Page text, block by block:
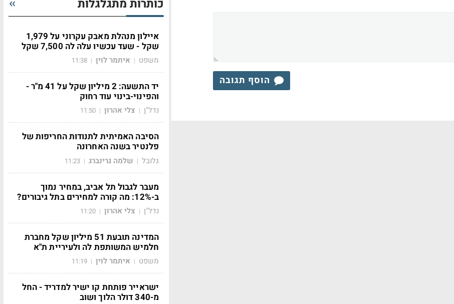
הוסף תגובה
כותרות מתגלגלות
איילון מנהלת מאבק עקרוני על 1,979
שקל - שעד עכשיו עלה לה 7,500 שקל
משפט | איתמר לוין |
11:38
יד התשעה: 2 מיליון שקל על 41 מ"ר -
והפינוי-בינוי עוד רחוק
נדל"ן | צלי אהרון |
11:50
הסיבה האמיתית לתנודות החריפות של
פלנטיר בשנה האחרונה
גלובל | שלמה גרינברג |
11:23
מעבר לגבול תל אביב, במחיר נמוך
ב-12%: מה קורה למחירים בתל גיבורים?
נדל"ן | צלי אהרון |
11:20
המדינה תובעת 51 מיליון שקל מחברת
חלמיש המשותפת לה ולעיריית ת"א
משפט | איתמר לוין |
11:19
ישראייר פותחת קו ישיר למדריד - החל
מ-340 דולר הלוך ושוב